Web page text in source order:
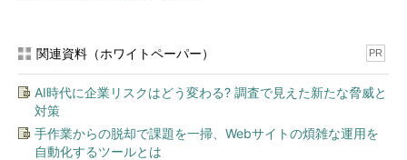
関連資料（ホワイトペーパー） PR
AI時代に企業リスクはどう変わる? 調査で見えた新たな脅威と
対策
手作業からの脱却で課題を一掃、Webサイトの煩雑な運用を
自動化するツールとは